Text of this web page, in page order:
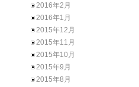
2016年2月
2016年1月
2015年12月
2015年11月
2015年10月
2015年9月
2015年8月